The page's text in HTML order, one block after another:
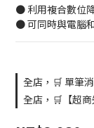
● 利用複合數位
● 可同時與電腦
全店，🛒 單筆
全店，🛒【超